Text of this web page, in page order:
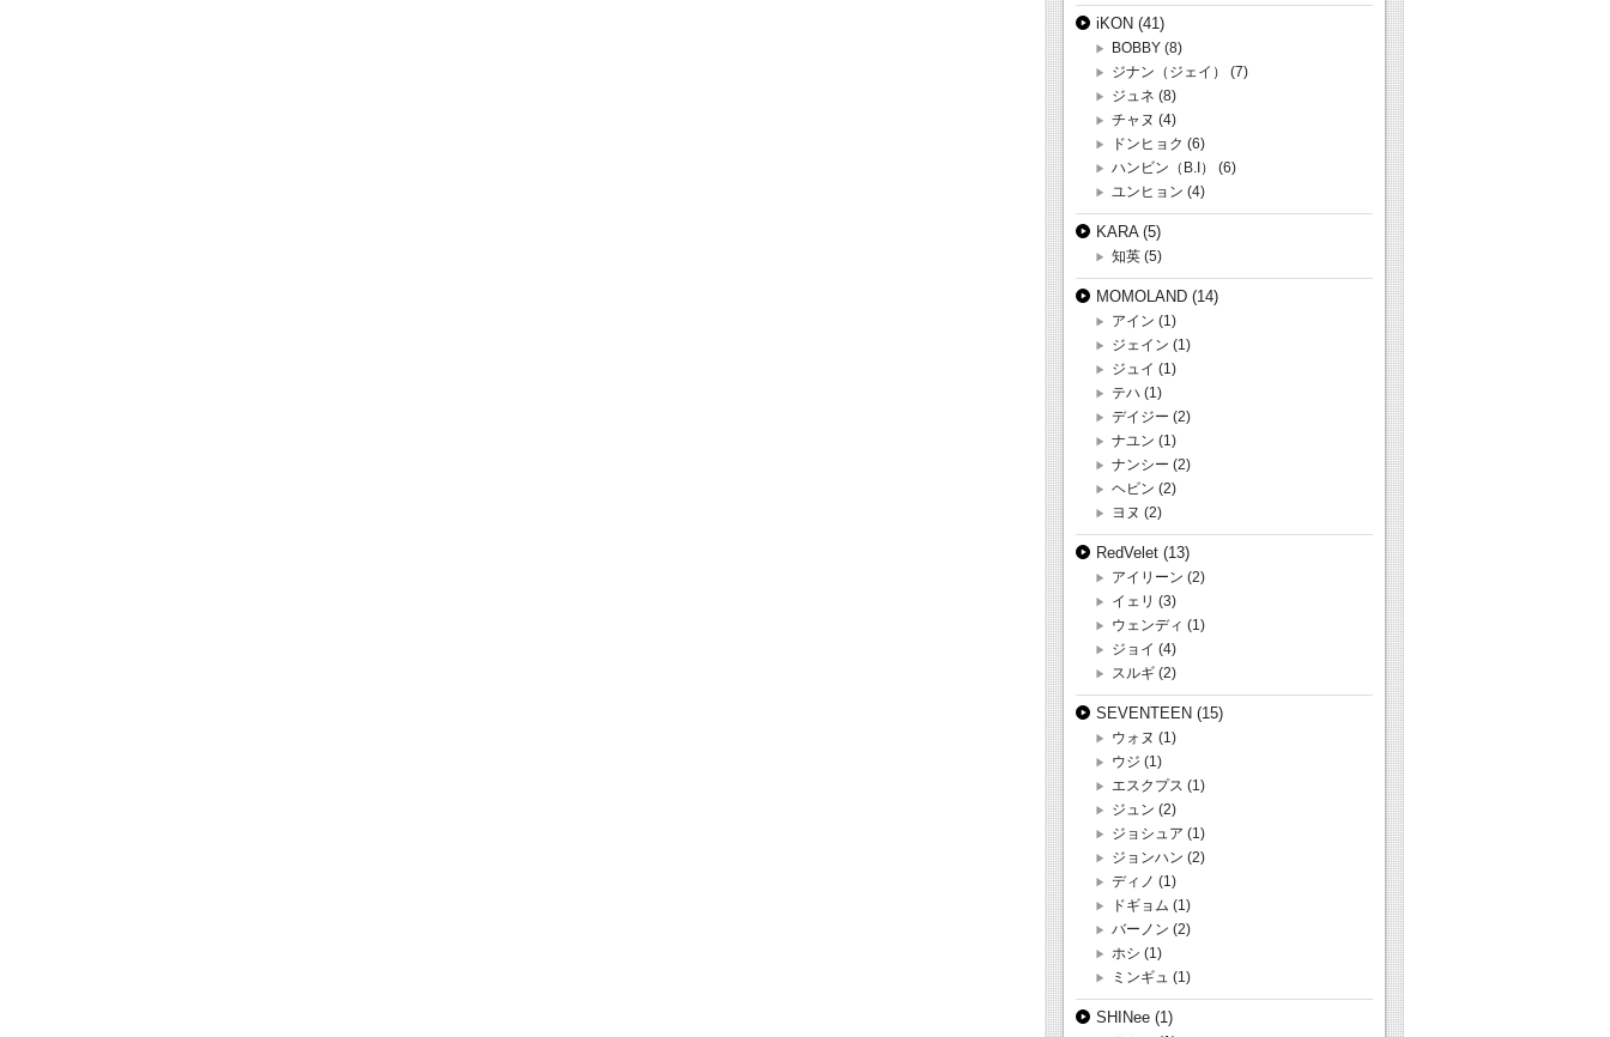
iKON (41)
BOBBY (8)
ジナン（ジェイ）
(7)
ジュネ (8)
チャヌ (4)
ドンヒョク (6)
ハンビン（B.I）
(6)
ユンヒョン (4)
KARA(5)
知英 (5)
MOMOLAND (14)
アイン (1)
ジェイン (1)
ジュイ (1)
テハ (1)
デイジー (2)
ナユン (1)
ナンシー (2)
ヘビン (2)
ヨヌ (2)
RedVelet (13)
アイリーン (2)
イェリ (3)
ウェンディ (1)
ジョイ (4)
スルギ (2)
SEVENTEEN (15)
ウォヌ (1)
ウジ (1)
エスクプス (1)
ジュン (2)
ジョシュア (1)
ジョンハン (2)
ディノ (1)
ドギョム (1)
バーノン (2)
ホシ (1)
ミンギュ (1)
SHINee (1)